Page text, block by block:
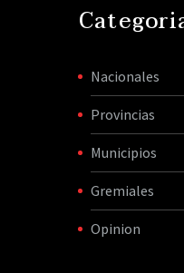
Nacionales
Provincias
Municipios
Gremiales
Opinion